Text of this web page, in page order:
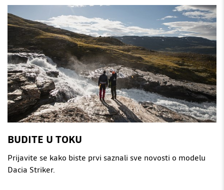
BUDITE U TOKU
Prijavite se kako biste prvi saznali sve novosti o modelu
Dacia Striker.